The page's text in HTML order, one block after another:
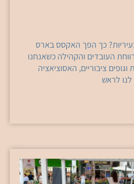
כך הפך האקסס בארס
העובדים והקהילה כשאנחנו
ציבוריים, האסוציאציה
לראש